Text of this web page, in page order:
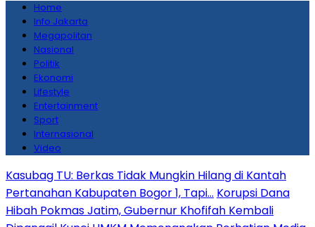
Home
Info Jakarta
Megapolitan
Nasional
Politik
Ekonomi
Lifestyle
Entertainment
Sport
Internasional
Video
Kasubag TU: Berkas Tidak Mungkin Hilang di Kantah
Pertanahan Kabupaten Bogor 1, Tapi… Korupsi Dana
Hibah Pokmas Jatim, Gubernur Khofifah Kembali